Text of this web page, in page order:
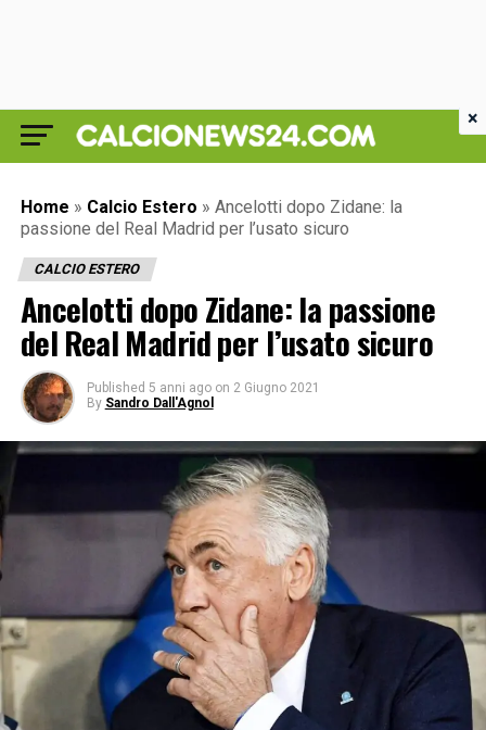
Home » Calcio Estero » Ancelotti dopo Zidane: la
passione del Real Madrid per l’usato sicuro
CALCIO ESTERO
Ancelotti dopo Zidane: la passione
del Real Madrid per l’usato sicuro
Published 5 anni ago on 2 Giugno 2021
By Sandro Dall'Agnol
×